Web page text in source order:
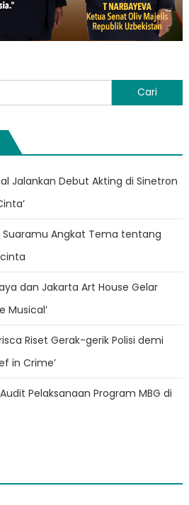
Jalankan Debut Akting di Sinetron
Suaramu Angkat Tema tentang
dan Jakarta Art House Gelar
Musical’
Riset Gerak-gerik Polisi demi
in Crime’
Pelaksanaan Program MBG di